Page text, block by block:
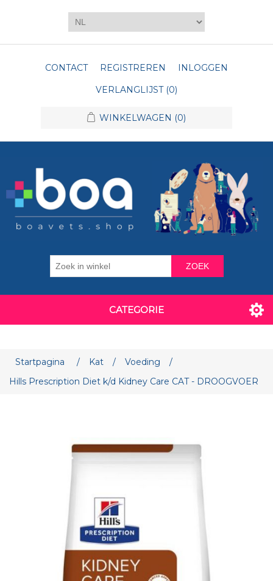
CONTACT REGISTREREN
INLOGGEN
VERLANGLIJST (0)
WINKELWAGEN (0)
ZOEK
CATEGORIE
Startpagina / Kat / Voeding
/
Hills Prescription Diet k/d Kidney Care CAT - DROOGVOER